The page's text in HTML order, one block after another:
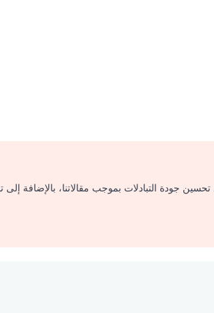
جودة التبادلات بموجب مقالاتنا، بالإضافة